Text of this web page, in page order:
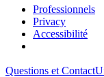
Professionnels
Privacy
Accessibilité
Questions et Contact